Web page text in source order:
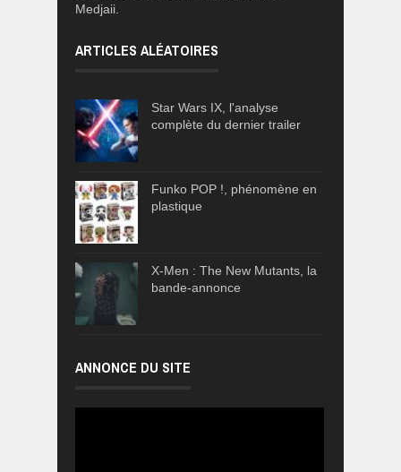
Medjaii.
ARTICLES ALÉATOIRES
Star Wars IX, l'analyse
complète du dernier trailer
Funko POP !, phénomène en
plastique
X-Men : The New Mutants, la
bande-annonce
ANNONCE DU SITE